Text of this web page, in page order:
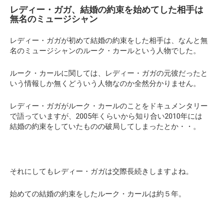
レディー・ガガ、結婚の約束を始めてした相手は
無名のミュージシャン
レディー・ガガが初めて結婚の約束をした相手は、なんと無
名のミュージシャンのルーク・カールという人物でした。
ルーク・カールに関しては、レディー・ガガの元彼だったと
いう情報しか無くどういう人物なのか全然分かりません。
レディー・ガガがルーク・カールのことをドキュメンタリー
で語っていますが、2005年くらいから知り合い2010年には
結婚の約束をしていたものの破局してしまったとか・・。
それにしてもレディー・ガガは交際長続きしますよね。
始めての結婚の約束をしたルーク・カールは約５年。